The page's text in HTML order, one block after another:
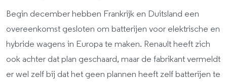
Begin december hebben Frankrijk en Duitsland een
overeenkomst gesloten om batterijen voor elektrische en
hybride wagens in Europa te maken. Renault heeft zich
ook achter dat plan geschaard, maar de fabrikant vermeldt
er wel zelf bij dat het geen plannen heeft zelf batterijen te